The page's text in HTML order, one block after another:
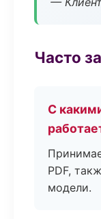
Часто
С
PDF,
модели.